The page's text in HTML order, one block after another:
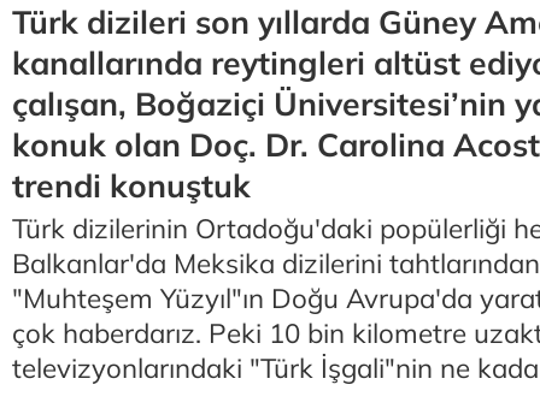
Türk dizileri son yıllarda Güney
kanallarında reytingleri altüst
çalışan, Boğaziçi Üniversitesi’nin
konuk olan Doç. Dr. Carolina
trendi konuştuk
Türk dizilerinin Ortadoğu'daki popülerliği
Balkanlar'da Meksika dizilerini
"Muhteşem Yüzyıl"ın Doğu Avrupa'da
çok haberdarız. Peki 10 bin kilometre
televizyonlarındaki "Türk İşgali"nin ne